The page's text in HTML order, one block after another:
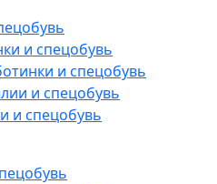
и спецобувь
и спецобувь
и спецобувь
и спецобувь